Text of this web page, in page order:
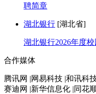
聘简章
湖北银行 [湖北省]
湖北银行2026年度
合作媒体
腾讯网 |网易科技 |和讯科
赛迪网 |新华信息化 |同花